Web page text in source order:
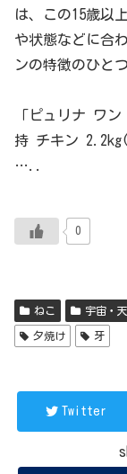
は、この15歳以
や状態などに合
ンの特徴のひと
「ピュリナ ワ
持 チキン
…..
0
ねこ 宇宙・
夕焼け 牙
Twitter